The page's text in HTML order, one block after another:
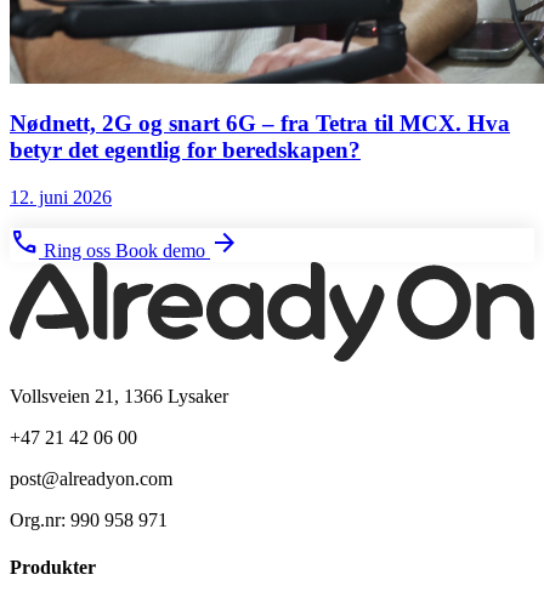
Nødnett, 2G og snart 6G – fra Tetra til MCX. Hva
betyr det egentlig for beredskapen?
12. juni 2026
phone Ring oss Book demo arrow_forward
Vollsveien 21, 1366 Lysaker
+47 21 42 06 00
post@alreadyon.com
Org.nr: 990 958 971
Produkter